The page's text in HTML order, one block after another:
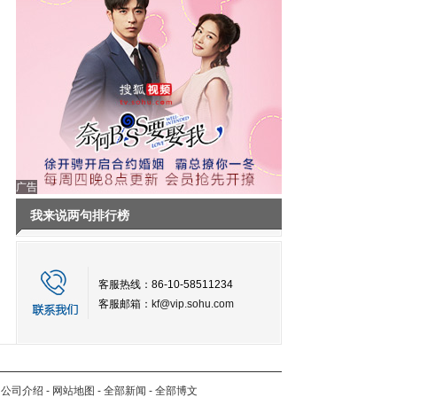
广告
我来说两句排行榜
客服热线：86-10-58511234
客服邮箱： kf@vip.sohu.com
公司介绍 - 网站地图 - 全部新闻 - 全部博文